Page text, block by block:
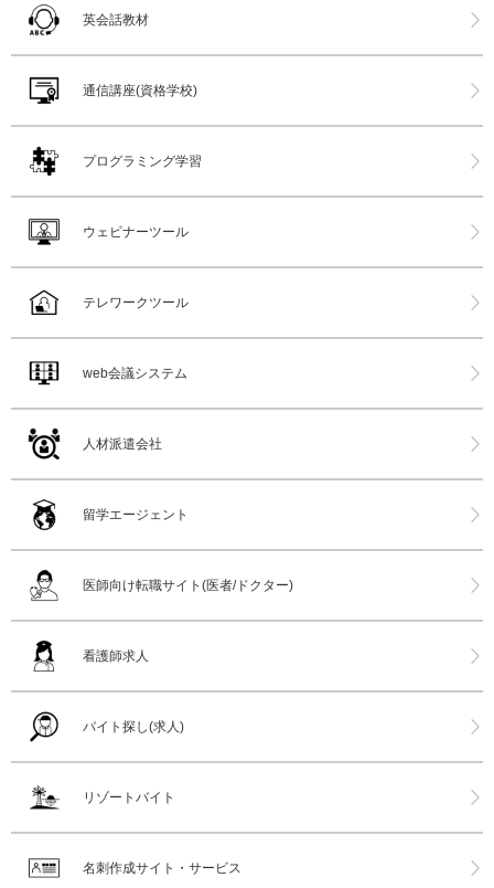
英会話教材
通信講座(資格学校)
プログラミング学習
ウェビナーツール
テレワークツール
web会議システム
人材派遣会社
留学エージェント
医師向け転職サイト(医者/ドクター)
看護師求人
バイト探し(求人)
リゾートバイト
名刺作成サイト・サービス